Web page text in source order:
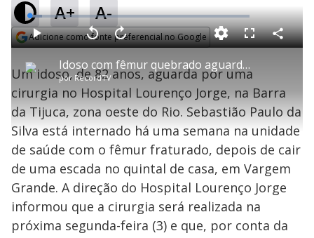
A+ A-
Adicione como fonte preferencial no Google
P
l
a
y
Idoso com fêmur quebrado aguarda por cirurgia em hospital na zona oeste do Rio
por RecordTV
P V
t
a
r
0
e
g
n
d
s
A
a
n
ç
a
r
1
s
e
u
n
d
o
s
M
u
d
o
L
o
a
d
e
5
.
6
5
%
F
s
c
n
C
o
i
a
Um idoso, de 82 anos, aguarda por uma
cirurgia no Hospital Lourenço Jorge, na Barra
da Tijuca, zona oeste do Rio. Sebastião Paulo da
Silva está internado há uma semana na unidade
de saúde com o fêmur fraturado, depois de cair
de uma escada no quintal de casa, em Vargem
Grande. A direção do Hospital Lourenço Jorge
informou que a cirurgia será realizada na
próxima segunda-feira (3) e que, por conta da